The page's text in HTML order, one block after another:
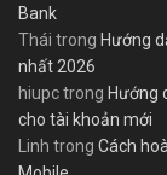
Bank
Thái trong Hướng
nhất 2026
hiupctrong Hướng
cho tài khoản mới
Linh trong Cách